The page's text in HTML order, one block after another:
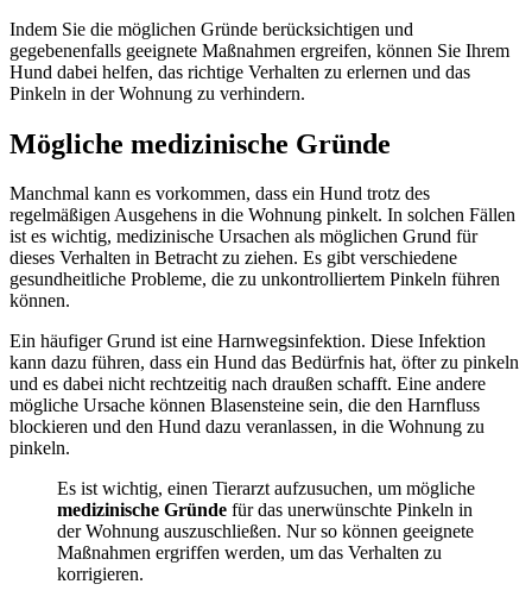
Indem Sie die möglichen Gründe berücksichtigen und
gegebenenfalls geeignete Maßnahmen ergreifen, können Sie Ihrem
Hund dabei helfen, das richtige Verhalten zu erlernen und das
Pinkeln in der Wohnung zu verhindern.
Mögliche medizinische Gründe
Manchmal kann es vorkommen, dass ein Hund trotz des
regelmäßigen Ausgehens in die Wohnung pinkelt. In solchen Fällen
ist es wichtig, medizinische Ursachen als möglichen Grund für
dieses Verhalten in Betracht zu ziehen. Es gibt verschiedene
gesundheitliche Probleme, die zu unkontrolliertem Pinkeln führen
können.
Ein häufiger Grund ist eine Harnwegsinfektion. Diese Infektion
kann dazu führen, dass ein Hund das Bedürfnis hat, öfter zu pinkeln
und es dabei nicht rechtzeitig nach draußen schafft. Eine andere
mögliche Ursache können Blasensteine sein, die den Harnfluss
blockieren und den Hund dazu veranlassen, in die Wohnung zu
pinkeln.
Es ist wichtig, einen Tierarzt aufzusuchen, um mögliche
medizinische Gründe für das unerwünschte Pinkeln in
der Wohnung auszuschließen. Nur so können geeignete
Maßnahmen ergriffen werden, um das Verhalten zu
korrigieren.